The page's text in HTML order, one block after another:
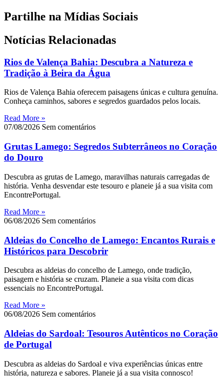
Partilhe na Mídias Sociais
Notícias Relacionadas
Rios de Valença Bahia: Descubra a Natureza e
Tradição à Beira da Água
Rios de Valença Bahia oferecem paisagens únicas e cultura genuína.
Conheça caminhos, sabores e segredos guardados pelos locais.
Read More »
07/08/2026 Sem comentários
Grutas Lamego: Segredos Subterrâneos no Coração
do Douro
Descubra as grutas de Lamego, maravilhas naturais carregadas de
história. Venha desvendar este tesouro e planeie já a sua visita com
EncontrePortugal.
Read More »
06/08/2026 Sem comentários
Aldeias do Concelho de Lamego: Encantos Rurais e
Históricos para Descobrir
Descubra as aldeias do concelho de Lamego, onde tradição,
paisagem e história se cruzam. Planeie a sua visita com dicas
essenciais no EncontrePortugal.
Read More »
06/08/2026 Sem comentários
Aldeias do Sardoal: Tesouros Autênticos no Coração
de Portugal
Descubra as aldeias do Sardoal e viva experiências únicas entre
história, natureza e sabores. Planeie já a sua visita connosco!